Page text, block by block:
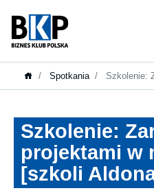
Spotkania Szkolenie:
Szkolenie:
projektami w
[szkoli